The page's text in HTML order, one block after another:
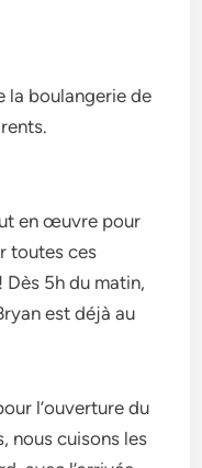
en œuvre pour
toutes ces
5h du matin,
est déjà au
l’ouverture du
nous cuisons les